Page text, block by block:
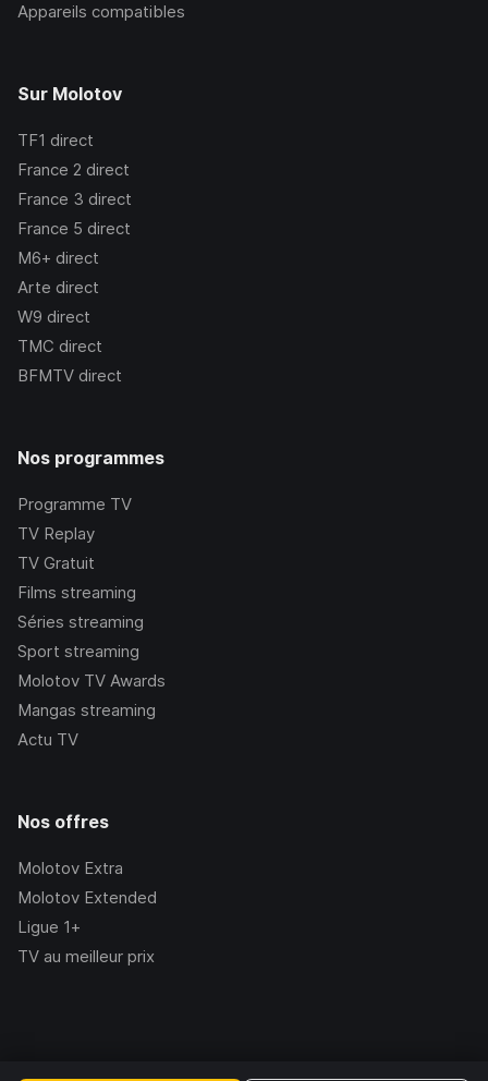
Appareils compatibles
Sur Molotov
TF1 direct
France 2 direct
France 3 direct
France 5 direct
M6+ direct
Arte direct
W9 direct
TMC direct
BFMTV direct
Nos programmes
Programme TV
TV Replay
TV Gratuit
Films streaming
Séries streaming
Sport streaming
Molotov TV Awards
Mangas streaming
Actu TV
Nos offres
Molotov Extra
Molotov Extended
Ligue 1+
TV au meilleur prix